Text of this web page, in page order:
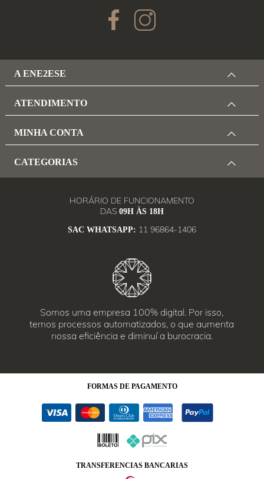
A ENE2ESE
ATENDIMENTO
MINHA CONTA
CATEGORIAS
HORÁRIO DE FUNCIONAMENTO
DAS 09H ÀS 18H
SAC WHATSAPP: 11 96864-1406
Somos uma empresa 100% digital. Por isso,
temos processos automatizados, o que aumenta
nossa eficiência e diminuí a burocracia.
FORMAS DE PAGAMENTO
TRANSFERENCIAS BANCARIAS